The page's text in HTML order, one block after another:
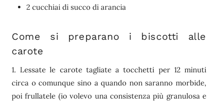
2 cucchiai di succo di arancia
Come si preparano i biscotti alle
carote
1. Lessate le carote tagliate a tocchetti per 12 minuti
circa o comunque sino a quando non saranno morbide,
poi frullatele (io volevo una consistenza più granulosa e